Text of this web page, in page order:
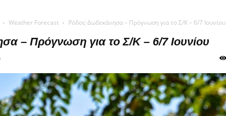
Weather Forecast Ρόδος-Δωδεκάνησα – Πρόγνωση για το Σ/Κ – 6/7 Ιουνίου
– Πρόγνωση για το Σ/Κ – 6/7 Ιουνίου